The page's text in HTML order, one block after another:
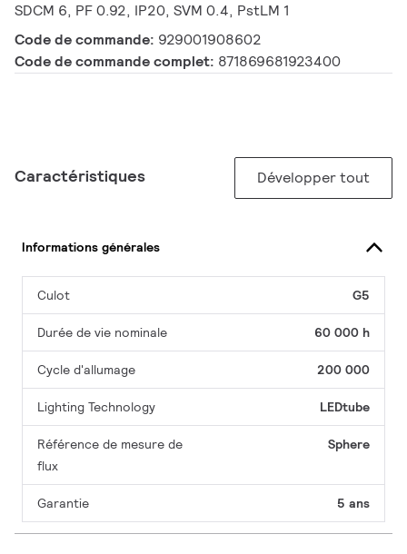
SDCM 6, PF 0.92, IP20, SVM 0.4, PstLM 1
Code de commande: 929001908602
Code de commande complet: 871869681923400
Caractéristiques Développer tout
Informations générales
Culot G5
Durée de vie nominale 60 000 h
Cycle d'allumage 200 000
Lighting Technology LEDtube
Référence de mesure de
flux
Sphere
Garantie 5 ans